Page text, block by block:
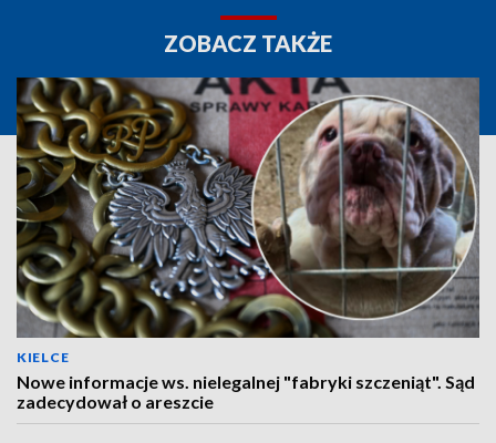
ZOBACZ TAKŻE
KIELCE
Nowe informacje ws. nielegalnej "fabryki szczeniąt". Sąd
zadecydował o areszcie